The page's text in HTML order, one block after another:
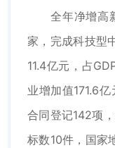
全年净增高新
家，完成科技型
11.4亿元，占
业增加值171.6
合同登记142项
标数10件，国家